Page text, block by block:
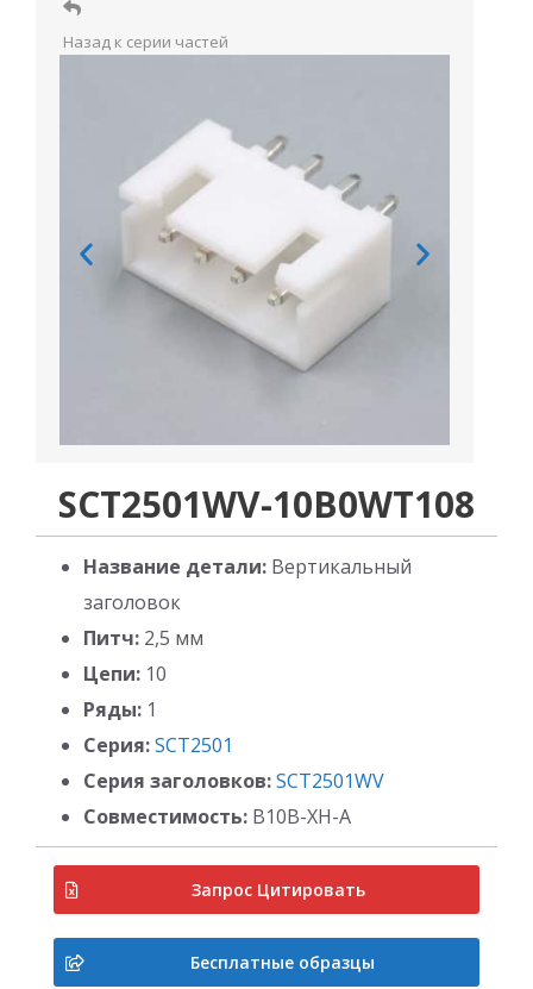
Назад к серии частей
SCT2501WV-10B0WT108
Название детали: Вертикальный
заголовок
Питч: 2,5 мм
Цепи: 10
Ряды: 1
Серия:SCT2501
Серия заголовков:SCT2501WV
Совместимость: B10B-XH-A
Запрос Цитировать
Бесплатные образцы